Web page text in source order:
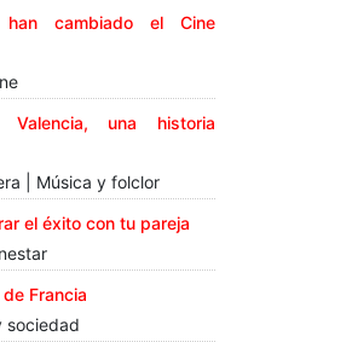
cambiado el Cine
una historia
| Música y folclor
el éxito con tu pareja
Francia
sociedad